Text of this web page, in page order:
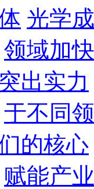
光学
领域加
出实力
于不同
的核心
赋能产